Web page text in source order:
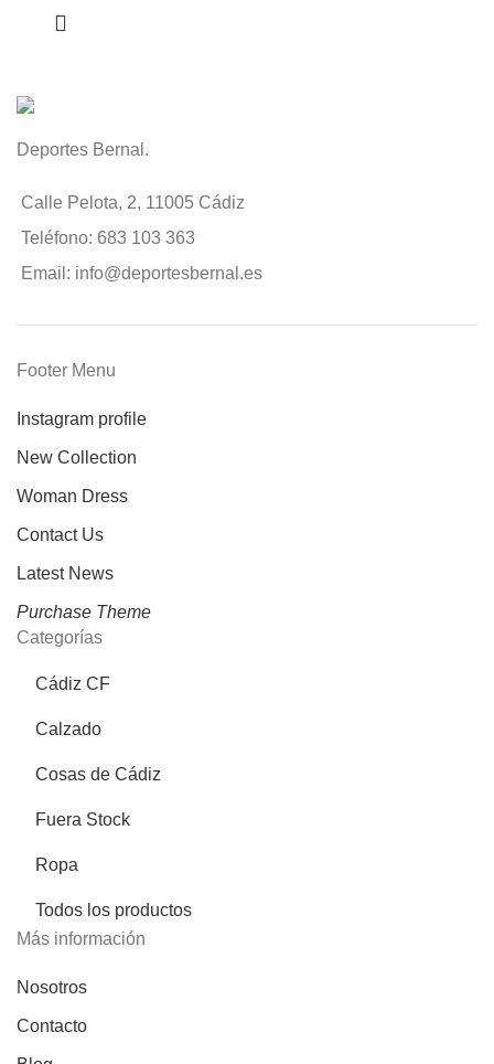
Deportes Bernal.
Calle Pelota, 2, 11005 Cádiz
Teléfono: 683 103 363
Email: info@deportesbernal.es
Footer Menu
Instagram profile
New Collection
Woman Dress
Contact Us
Latest News
Purchase Theme
Categorías
Cádiz CF
Calzado
Cosas de Cádiz
Fuera Stock
Ropa
Todos los productos
Más información
Nosotros
Contacto